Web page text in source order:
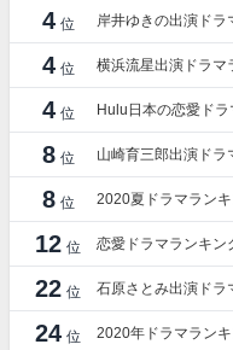
4 位 岸井ゆきの出演ドラ
4 位 横浜流星出演ドラマ
4 位 Hulu日本の恋愛ド
8 位 山崎育三郎出演ドラ
8 位 2020夏ドラマラン
12 位 恋愛ドラマランキン
22 位 石原さとみ出演ドラ
24 位 2020年ドラマラン